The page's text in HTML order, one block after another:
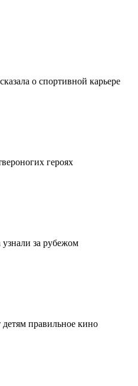
о спортивной карьере
героях
узнали за рубежом
правильное кино